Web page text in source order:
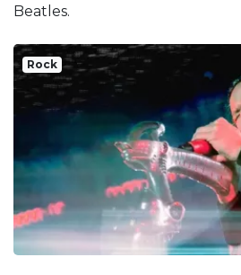
Beatles.
Rock